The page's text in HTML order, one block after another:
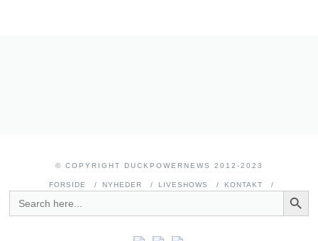
© COPYRIGHT DUCKPOWERNEWS 2012-2023
FORSIDE NYHEDER LIVESHOWS
KONTAKT
SEARCH
FOR:
SEARCH